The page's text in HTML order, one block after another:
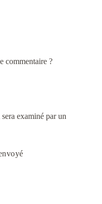
commentaire ?
examiné par un